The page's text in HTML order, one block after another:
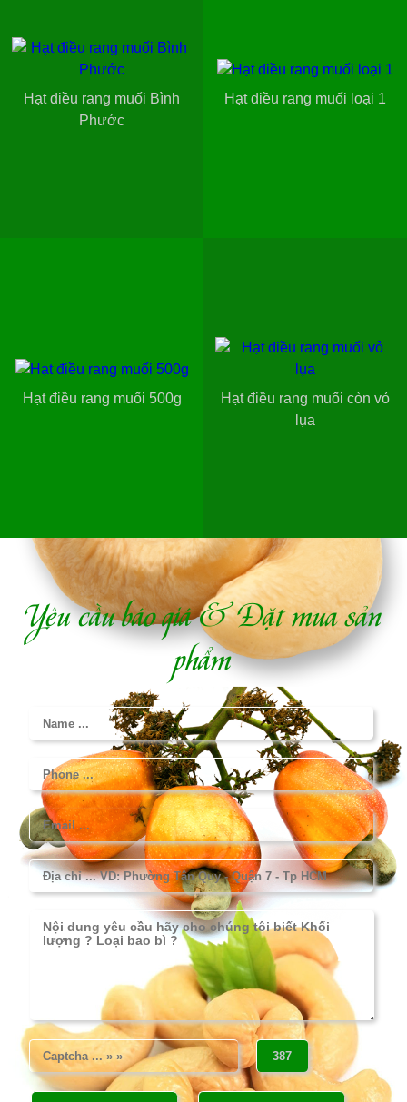
Hạt điều rang muối Bình
Phước
Hạt điều rang muối loại 1
Hạt điều rang muối 500g
Hạt điều rang muối còn vỏ
lụa
Yêu cầu báo giá & Đặt mua sản
phẩm